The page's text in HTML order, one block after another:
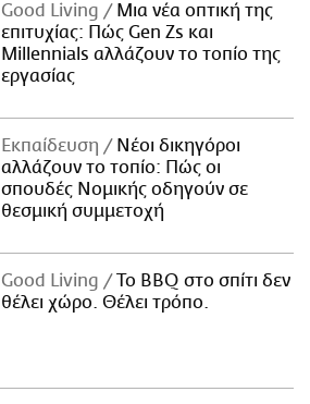
Good Living
Μια νέα οπτική της
επιτυχίας: Πώς Gen Zs και
Millennials αλλάζουν το τοπίο της
εργασίας
Εκπαίδευση
Νέοι δικηγόροι
αλλάζουν το τοπίο: Πώς οι
σπουδές Νομικής οδηγούν σε
θεσμική συμμετοχή
Good Living
Το BBQ στο σπίτι δεν
θέλει χώρο. Θέλει τρόπο.